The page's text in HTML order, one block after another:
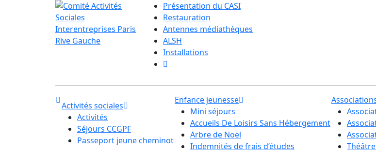
Présentation du CASI
Restauration
Antennes médiathèques
ALSH
Installations
Activités sociales
Activités
Séjours CCGPF
Passeport jeune cheminot
Enfance jeunesse
Mini séjours
Accueils De Loisirs Sans Hébergement
Arbre de Noël
Indemnités de frais d’études